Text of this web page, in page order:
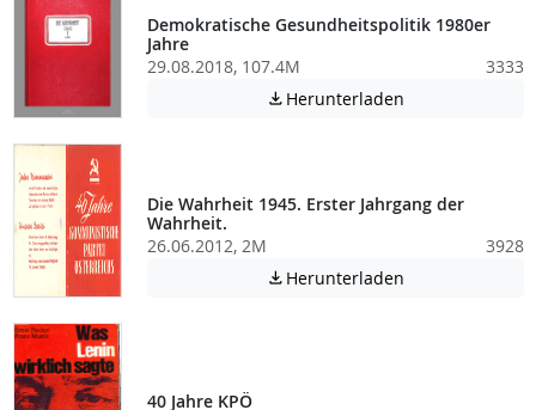
Demokratische Gesundheitspolitik 1980er
Jahre
29.08.2018, 107.4M
3333
 Herunterladen
Die Wahrheit 1945. Erster Jahrgang der
Wahrheit.
26.06.2012, 2M
3928
 Herunterladen
40 Jahre KPÖ